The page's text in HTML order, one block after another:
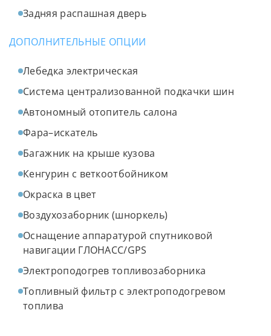
Задняя распашная дверь
ДОПОЛНИТЕЛЬНЫЕ ОПЦИИ
Лебедка электрическая
Система централизованной подкачки шин
Автономный отопитель салона
Фара–искатель
Багажник на крыше кузова
Кенгурин с веткоотбойником
Окраска в цвет
Воздухозаборник (шноркель)
Оснащение аппаратурой спутниковой
навигации ГЛОНАСС/GPS
Электроподогрев топливозаборника
Топливный фильтр с электроподогревом
топлива